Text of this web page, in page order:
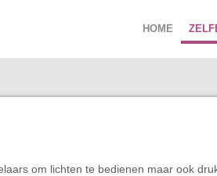
HOME
om lichten te bedienen maar ook